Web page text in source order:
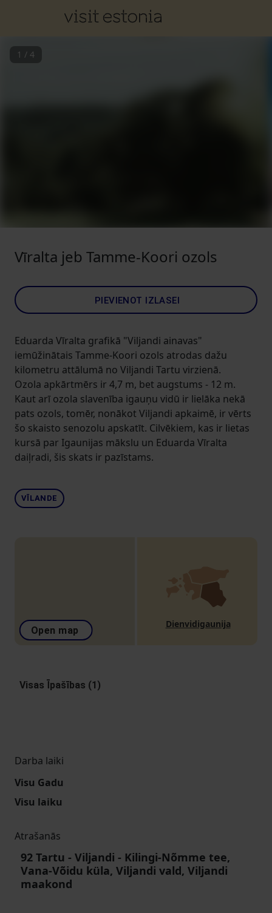
1 / 4
Vīralta jeb Tamme-Koori ozols
PIEVIENOT IZLASEI
Eduarda Vīralta grafikā "Viljandi ainavas"
iemūžinātais Tamme-Koori ozols atrodas dažu
kilometru attālumā no Viljandi Tartu virzienā.
Ozola apkārtmērs ir 4,7 m, bet augstums - 12 m.
Kaut arī ozola slavenība igauņu vidū ir lielāka nekā
pats ozols, tomēr, nonākot Viljandi apkaimē, ir vērts
šo skaisto senozolu apskatīt. Cilvēkiem, kas ir lietas
kursā par Igaunijas mākslu un Eduarda Vīralta
daiļradi, šis skats ir pazīstams.
VĪLANDE
Open map
Dienvidigaunija
Visas Īpašības (1)
Darba laiki
Visu Gadu
Visu laiku
Atrašanās
92 Tartu - Viljandi - Kilingi-Nõmme tee,
Vana-Võidu küla, Viljandi vald, Viljandi
maakond